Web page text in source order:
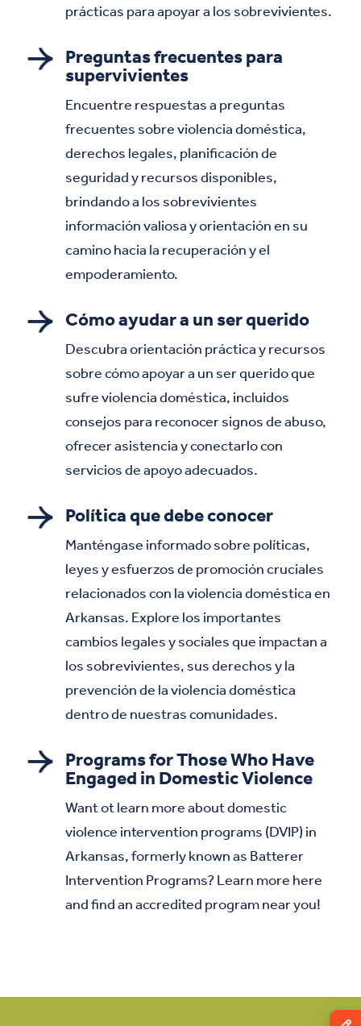
prácticas para apoyar a los sobrevivientes.
Preguntas frecuentes para
supervivientes
Encuentre respuestas a preguntas
frecuentes sobre violencia doméstica,
derechos legales, planificación de
seguridad y recursos disponibles,
brindando a los sobrevivientes
información valiosa y orientación en su
camino hacia la recuperación y el
empoderamiento.
Cómo ayudar a un ser querido
Descubra orientación práctica y recursos
sobre cómo apoyar a un ser querido que
sufre violencia doméstica, incluidos
consejos para reconocer signos de abuso,
ofrecer asistencia y conectarlo con
servicios de apoyo adecuados.
Política que debe conocer
Manténgase informado sobre políticas,
leyes y esfuerzos de promoción cruciales
relacionados con la violencia doméstica en
Arkansas. Explore los importantes
cambios legales y sociales que impactan a
los sobrevivientes, sus derechos y la
prevención de la violencia doméstica
dentro de nuestras comunidades.
Programs for Those Who Have
Engaged in Domestic Violence
Want ot learn more about domestic
violence intervention programs (DVIP) in
Arkansas, formerly known as Batterer
Intervention Programs? Learn more here
and find an accredited program near you!